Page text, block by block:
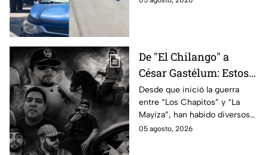
vendedor de nieves de
De "El Chilango" a
César Gastélum: Estos
son los 10 influencers
asesinados por la
guerra entre "Los
Chapitos" y "La Mayiza"
Desde que inició la guerra
entre “Los Chapitos” y “La
Mayiza”, han habido diversos
asesinatos, entre ellos los de
05 agosto, 2026